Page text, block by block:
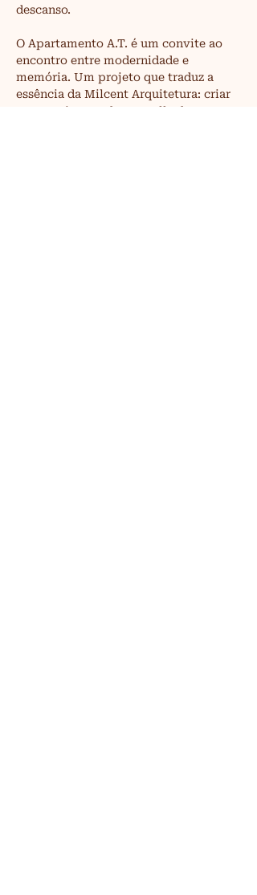
descanso.
O Apartamento A.T. é um convite ao
encontro entre modernidade e
memória. Um projeto que traduz a
essência da Milcent Arquitetura: criar
espaços integrados e acolhedores,